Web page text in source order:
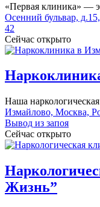
«Первая клиника» —
Осенний бульвар,
42
Сейчас открыто
Наша
Измайлово, Москва,
Вывод из запоя
Сейчас открыто
Жизнь”